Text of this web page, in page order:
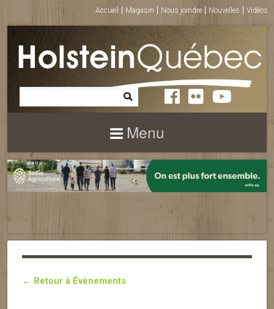
Accueil Magasin Nous joindre Nouvelles Vidéos
Menu
← Retour à Évènements